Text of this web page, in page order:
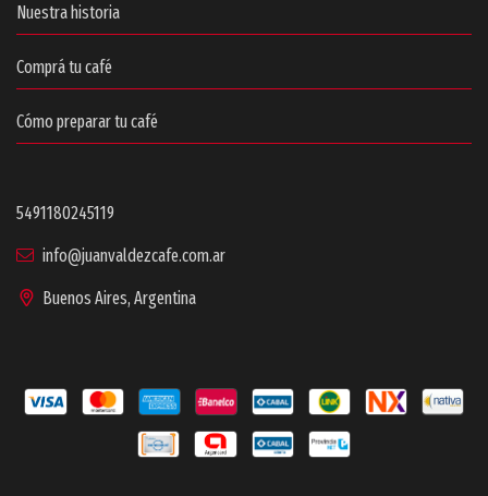
Nuestra historia
Comprá tu café
Cómo preparar tu café
5491180245119
info@juanvaldezcafe.com.ar
Buenos Aires, Argentina